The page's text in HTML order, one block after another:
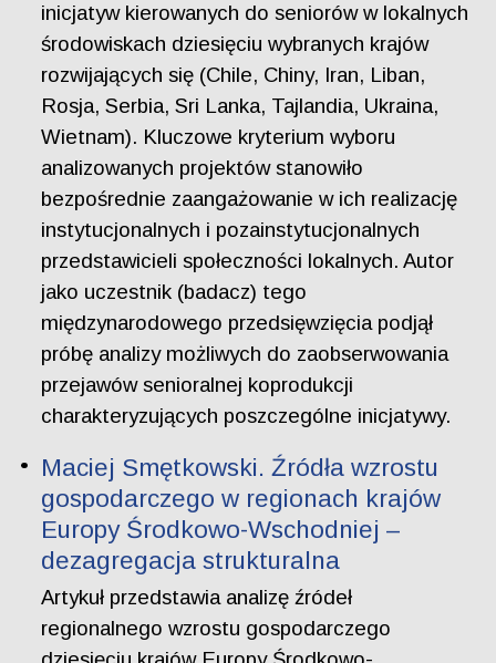
inicjatyw kierowanych do seniorów w lokalnych
środowiskach dziesięciu wybranych krajów
rozwijających się (Chile, Chiny, Iran, Liban,
Rosja, Serbia, Sri Lanka, Tajlandia, Ukraina,
Wietnam). Kluczowe kryterium wyboru
analizowanych projektów stanowiło
bezpośrednie zaangażowanie w ich realizację
instytucjonalnych i pozainstytucjonalnych
przedstawicieli społeczności lokalnych. Autor
jako uczestnik (badacz) tego
międzynarodowego przedsięwzięcia podjął
próbę analizy możliwych do zaobserwowania
przejawów senioralnej koprodukcji
charakteryzujących poszczególne inicjatywy.
Maciej Smętkowski. Źródła wzrostu
gospodarczego w regionach krajów
Europy Środkowo-Wschodniej –
dezagregacja strukturalna
Artykuł przedstawia analizę źródeł
regionalnego wzrostu gospodarczego